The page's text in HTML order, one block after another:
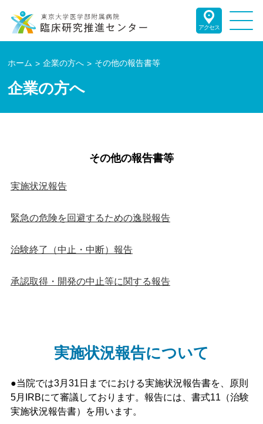
アクセス
ホーム 企業の方へ その他の報告書等
企業の方へ
その他の報告書等
実施状況報告
緊急の危険を回避するための逸脱報告
治験終了（中止・中断）報告
承認取得・開発の中止等に関する報告
実施状況報告について
●当院では3月31日までにおける実施状況報告書を、原則
5月IRBにて審議しております。報告には、書式11（治験
実施状況報告書）を用います。